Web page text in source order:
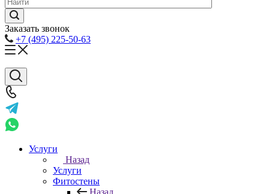
Заказать звонок
+7 (495) 225-50-63
Услуги
Назад
Услуги
Фитостены
Назад